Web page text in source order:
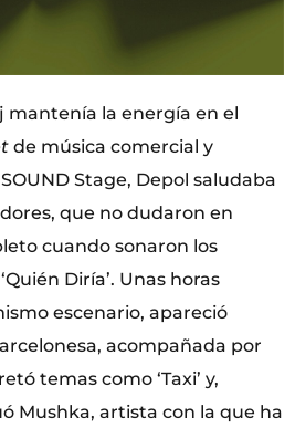
mantenía la energía en el
de música comercial y
Stage, Depol saludaba
que no dudaron en
cuando sonaron los
Diría’. Unas horas
escenario, apareció
acompañada por
temas como ‘Taxi’ y,
Mushka, artista con la que ha